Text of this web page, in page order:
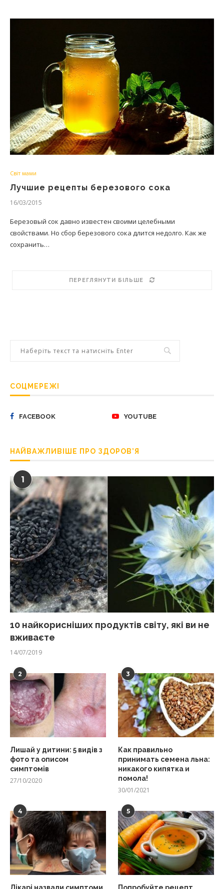
Світ мами
Лучшие рецепты березового сока
16/03/2015
Березовый сок давно известен своими целебными
свойствами. Но сбор березового сока длится недолго. Как же
сохранить…
ПЕРЕГЛЯНУТИ БІЛЬШЕ
СОЦМЕРЕЖІ
FACEBOOK YOUTUBE
НАЙВАЖЛИВІШЕ ПРО ЗДОРОВ’Я
1
10 найкорисніших продуктів світу, які ви не
вживаєте
14/07/2019
2
Лишай у дитини: 5 видів з
фото та описом
симптомів
27/10/2020
3
Как правильно
принимать семена льна:
никакого кипятка и
помола!
30/01/2021
4
Лікарі назвали симптоми
5
Попробуйте рецепт